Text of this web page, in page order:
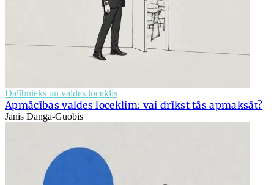
Dalībnieks un valdes loceklis
Apmācības valdes loceklim: vai drīkst tās apmaksāt?
Jānis Danga-Guobis